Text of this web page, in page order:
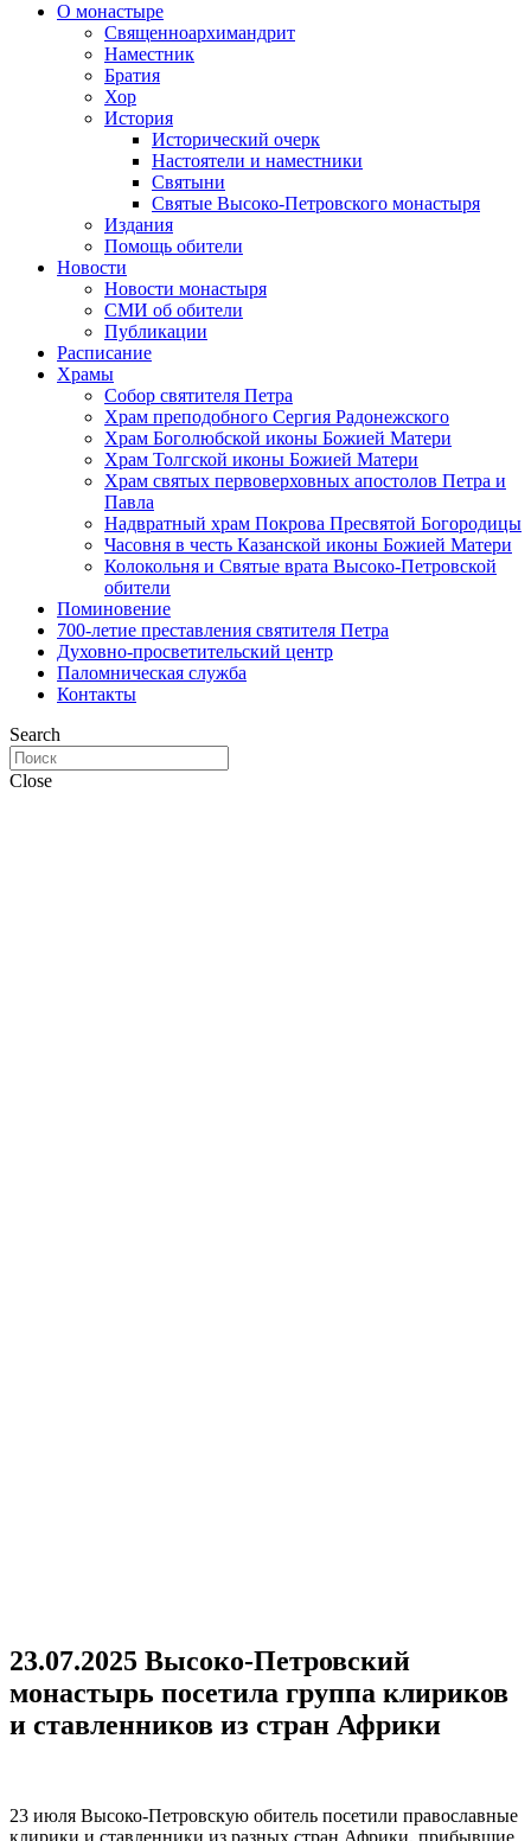
О монастыре
Священноархимандрит
Наместник
Братия
Хор
История
Исторический очерк
Настоятели и наместники
Святыни
Святые Высоко-Петровского монастыря
Издания
Помощь обители
Новости
Новости монастыря
СМИ об обители
Публикации
Расписание
Храмы
Собор святителя Петра
Храм преподобного Сергия Радонежского
Храм Боголюбской иконы Божией Матери
Храм Толгской иконы Божией Матери
Храм святых первоверховных апостолов Петра и
Павла
Надвратный храм Покрова Пресвятой Богородицы
Часовня в честь Казанской иконы Божией Матери
Колокольня и Святые врата Высоко-Петровской
обители
Поминовение
700-летие преставления святителя Петра
Духовно-просветительский центр
Паломническая служба
Контакты
Search
Close
23.07.2025 Высоко-Петровский
монастырь посетила группа клириков
и ставленников из стран Африки
23 июля Высоко-Петровскую обитель посетили православные
клирики и ставленники из разных стран Африки, прибывшие